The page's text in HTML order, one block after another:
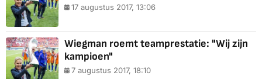
17 augustus 2017, 13:06
Wiegman roemt teamprestatie: "Wij zijn
kampioen"
7 augustus 2017, 18:10